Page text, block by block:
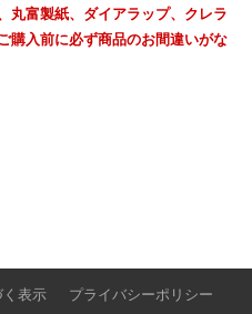
丸富製紙、ダイアラップ、クレラ
購入前に必ず商品のお間違いがな
く表示
プライバシーポリシー